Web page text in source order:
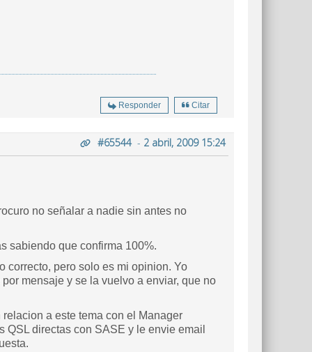
Responder Citar
#65544- 2 abril, 2009 15:24
no señalar a nadie sin antes no
sabiendo que confirma 100%.
correcto, pero solo es mi opinion. Yo
mensaje y se la vuelvo a enviar, que no
a este tema con el Manager
directas con SASE y le envie email